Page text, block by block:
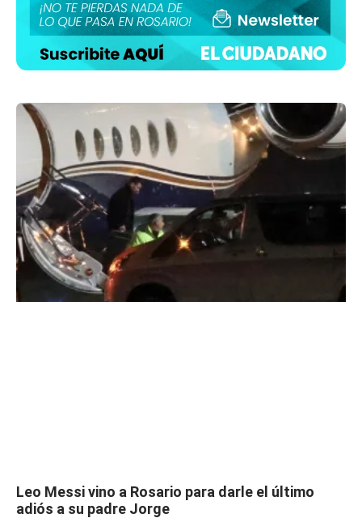
Leo Messi vino a Rosario para darle el último
adiós a su padre Jorge